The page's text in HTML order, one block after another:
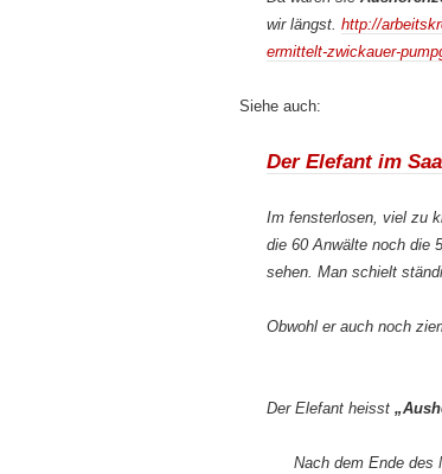
wir längst. http://
ermittelt-zwickauer-
Siehe auch:
Der Elefant im
Im fensterlosen, viel zu
die 60 Anwälte noch die
sehen. Man schielt
Obwohl er auch noch
Der Elefant heisst
Nach dem Ende des